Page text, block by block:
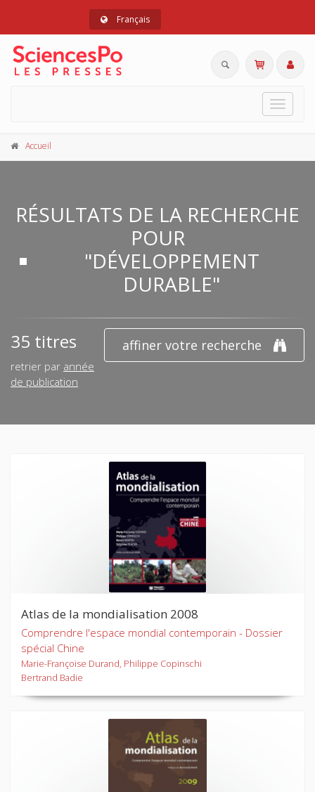
Français
Toggle
Accueil
RÉSULTATS DE LA RECHERCHE
POUR
"DÉVELOPPEMENT
DURABLE"
affiner votre recherche
35 titres
retrier par année
de publication
Atlas de la mondialisation 2008
Comprendre l'espace mondial contemporain - Dossier
spécial Chine
Marie-Françoise Durand, Philippe Copinschi
Bertrand Badie